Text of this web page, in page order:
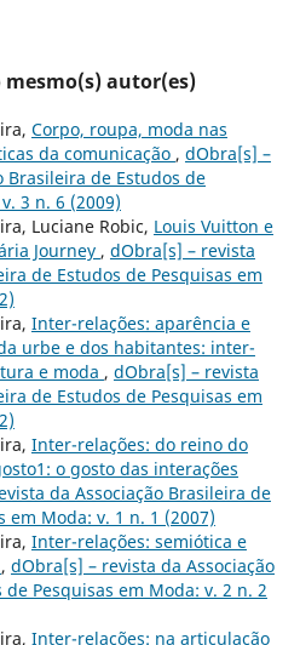
autor(es)
Corpo, roupa, moda nas
da comunicação , dObra[s] –
Brasileira de Estudos de
3 n. 6 (2009)
Luciane Robic, Louis Vuitton e
Journey , dObra[s] – revista
de Estudos de Pesquisas em
Inter-relações: aparência e
urbe e dos habitantes: inter-
e moda , dObra[s] – revista
de Estudos de Pesquisas em
Inter-relações: do reino do
o gosto das interações
da Associação Brasileira de
em Moda: v. 1 n. 1 (2007)
Inter-relações: semiótica e
, dObra[s] – revista da Associação
Pesquisas em Moda: v. 2 n. 2
Inter-relações: na articulação